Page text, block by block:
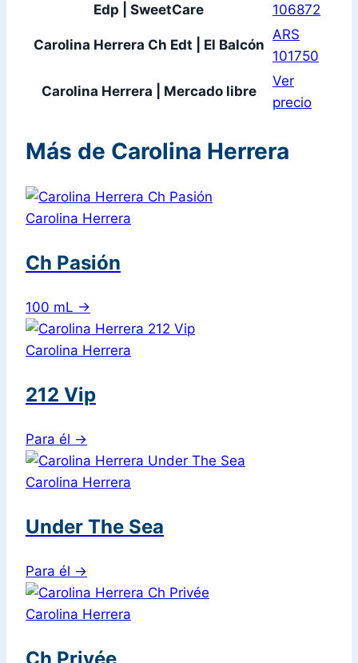
Edp | SweetCare
106872
Carolina Herrera Ch Edt | El Balcón
ARS
101750
Carolina Herrera | Mercado libre
Ver
precio
Más de Carolina Herrera
Carolina Herrera
Ch Pasión
100 mL →
Carolina Herrera
212 Vip
Para él →
Carolina Herrera
Under The Sea
Para él →
Carolina Herrera